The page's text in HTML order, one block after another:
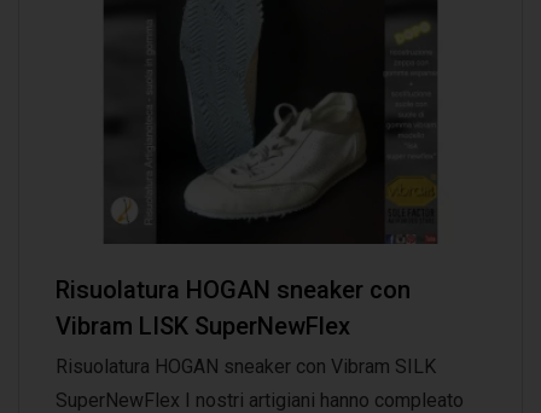
Risuolatura HOGAN sneaker con
Vibram LISK SuperNewFlex
Risuolatura HOGAN sneaker con Vibram SILK
SuperNewFlex I nostri artigiani hanno compleato